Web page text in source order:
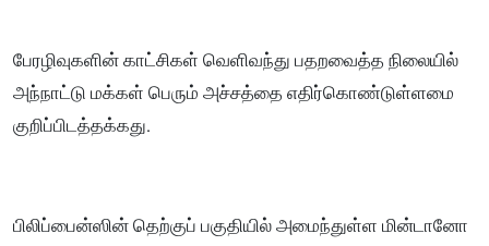
பேரழிவுகளின் காட்சிகள் வெளிவந்து பதறவைத்த நிலையில்
அந்நாட்டு மக்கள் பெரும் அச்சத்தை எதிர்கொண்டுள்ளமை
குறிப்பிடத்தக்கது.
பிலிப்பைன்ஸின் தெற்குப் பகுதியில் அமைந்துள்ள மின்டானோ